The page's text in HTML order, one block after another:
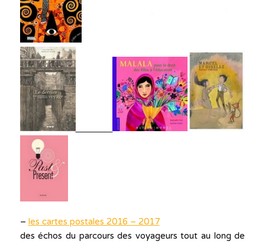
– les cartes postales 2016 – 2017
des échos du parcours des voyageurs tout au long de